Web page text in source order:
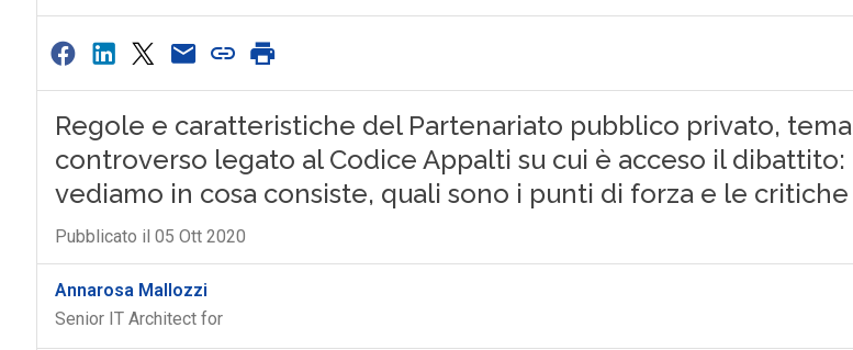
Regole e caratteristiche del Partenariato pubblico privato, tema
controverso legato al Codice Appalti su cui è acceso il dibattito:
vediamo in cosa consiste, quali sono i punti di forza e le critiche
Pubblicato il 05 Ott 2020
Annarosa Mallozzi
Senior IT Architect for